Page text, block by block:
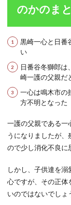
のかのま
黒崎一心と日番
い
日番谷冬獅郎は
崎一護の父親だ
一心は鳴木市の
方不明となった
一護の父親である一
うになりましたが
ので少し消化不良に
しかし、子供達を
心ですが、その正体
いのではないでしょ